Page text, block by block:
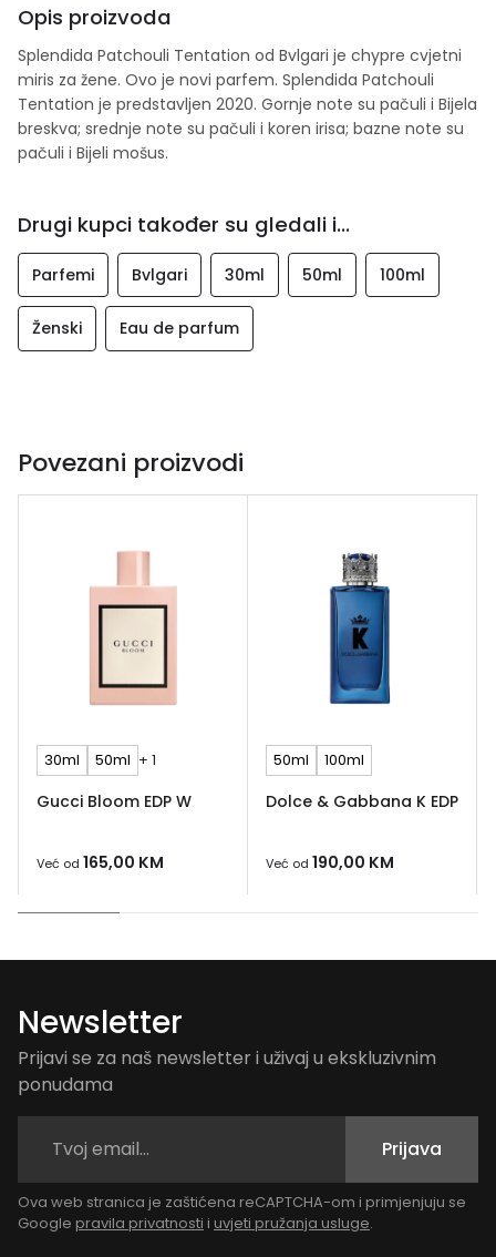
Opis proizvoda
Splendida Patchouli Tentation od Bvlgari je chypre cvjetni
miris za žene. Ovo je novi parfem. Splendida Patchouli
Tentation je predstavljen 2020. Gornje note su pačuli i Bijela
breskva; srednje note su pačuli i koren irisa; bazne note su
pačuli i Bijeli mošus.
Drugi kupci također su gledali i...
Parfemi Bvlgari 30ml 50ml 100ml
Ženski Eau de parfum
Povezani proizvodi
30ml 50ml + 1
Gucci Bloom EDP W
Već od 165,00 KM
50ml 100ml
Dolce & Gabbana K EDP
Već od 190,00 KM
Newsletter
Prijavi se za naš newsletter i uživaj u ekskluzivnim
ponudama
Prijava
Ova web stranica je zaštićena reCAPTCHA-om i primjenjuju se
Google pravila privatnosti i uvjeti pružanja usluge.